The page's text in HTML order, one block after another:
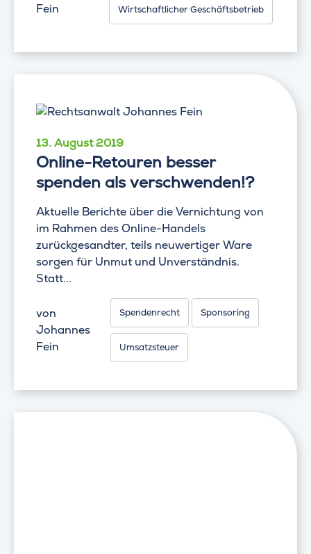
Fein
Wirtschaftlicher Geschäftsbetrieb
13. August 2019
Online-Retouren besser
spenden als verschwenden!?
Aktuelle Berichte über die Vernichtung von
im Rahmen des Online-Handels
zurückgesandter, teils neuwertiger Ware
sorgen für Unmut und Unverständnis.
Statt...
von
Johannes
Fein
Spendenrecht Sponsoring
Umsatzsteuer